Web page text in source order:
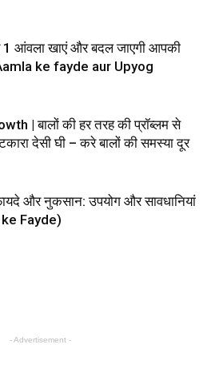
1 आंवला खाएं और बदल जाएगी आपकी
ke fayde aur Upyog
| बालों की हर तरह की प्रॉब्लम से
देसी घी – करे बालों की समस्या दूर
और नुकसान: उपयोग और सावधानियां
Fayde)
- Advertisement -